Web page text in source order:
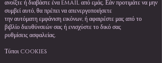
ανοίξτε ή διαβάστε ένα email από εμάς. Εάν προτιμάτε να μην
συμβεί αυτό, θα πρέπει να απενεργοποιήσετε
την αυτόματη εμφάνιση εικόνων, ή αφαιρέστε μας από το
βιβλίο διευθύνσεών σας ή ενισχύστε το δικό σας
ρυθμίσεις ασφαλείας.
Τύποι cookies